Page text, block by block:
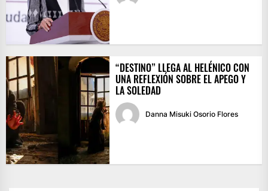
“DESTINO” LLEGA AL HELÉNICO CON
UNA REFLEXIÓN SOBRE EL APEGO Y
LA SOLEDAD
Danna Misuki Osorio Flores